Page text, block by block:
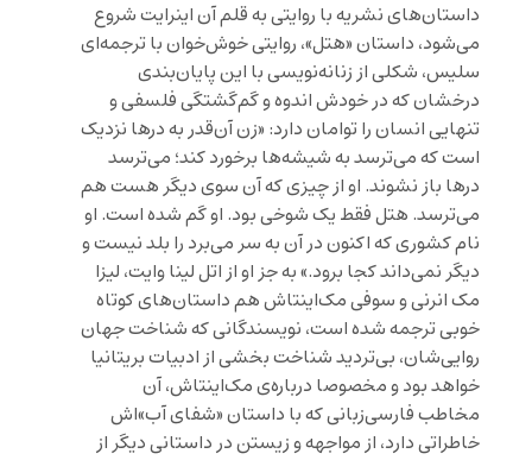
داستان‌های نشریه با روایتی به قلم آن اینرایت شروع
می‌شود، داستان «هتل»، روایتی خوش‌خوان با ترجمه‌ای
سلیس، شکلی از زنانه‌نویسی با این پایان‌بندی
درخشان که در خودش اندوه و گم‌گشتگی فلسفی و
تنهایی انسان را توامان دارد: «زن آن‌قدر به درها نزدیک
است که می‌ترسد به شیشه‌ها برخورد کند؛ می‌ترسد
درها باز نشوند. او از چیزی که آن سوی دیگر هست هم
می‌ترسد. هتل فقط یک شوخی بود. او گم شده است. او
نام کشوری که اکنون در آن به سر می‌برد را بلد نیست و
دیگر نمی‌داند کجا برود.» به جز او از اتل لینا وایت، لیزا
مک انرنی و سوفی مک‌اینتاش هم داستان‌های کوتاه
خوبی ترجمه شده است، نویسندگانی که شناخت جهان
روایی‌شان، بی‌تردید شناخت بخشی از ادبیات بریتانیا
خواهد بود و مخصوصا درباره‌ی مک‌اینتاش، آن
مخاطب فارسی‌زبانی که با داستان «شفای آب»‌اش
خاطراتی دارد، از مواجهه و زیستن در داستانی دیگر از